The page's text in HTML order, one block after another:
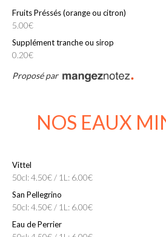
Fruits Préssés (orange ou citron)
5.00€
Supplément tranche ou sirop
0.20€
Proposé par
NOS EAUX
Vittel
50cl: 4.50€ / 1L: 6.00€
San Pellegrino
50cl: 4.50€ / 1L: 6.00€
Eau de Perrier